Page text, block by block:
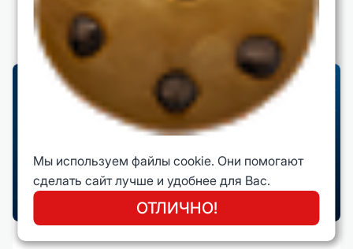
ПОДХОДОВ К УПРАВЛЕНИЮ БИЗНЕСОМ
25 февраля 2025 года
Мы используем файлы cookie. Они помогают
сделать сайт лучше и удобнее для Вас.
ОТЛИЧНО!